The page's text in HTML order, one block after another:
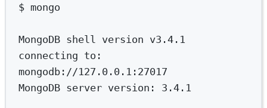
$ mongo
MongoDB shell version v3.4.1
connecting to:
mongodb://127.0.0.1:27017
MongoDB server version: 3.4.1